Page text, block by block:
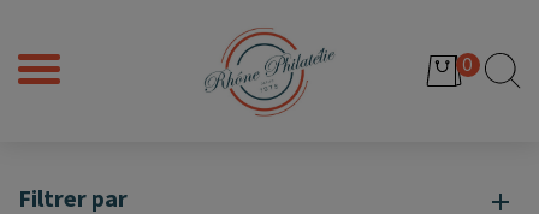
0
Filtrer par